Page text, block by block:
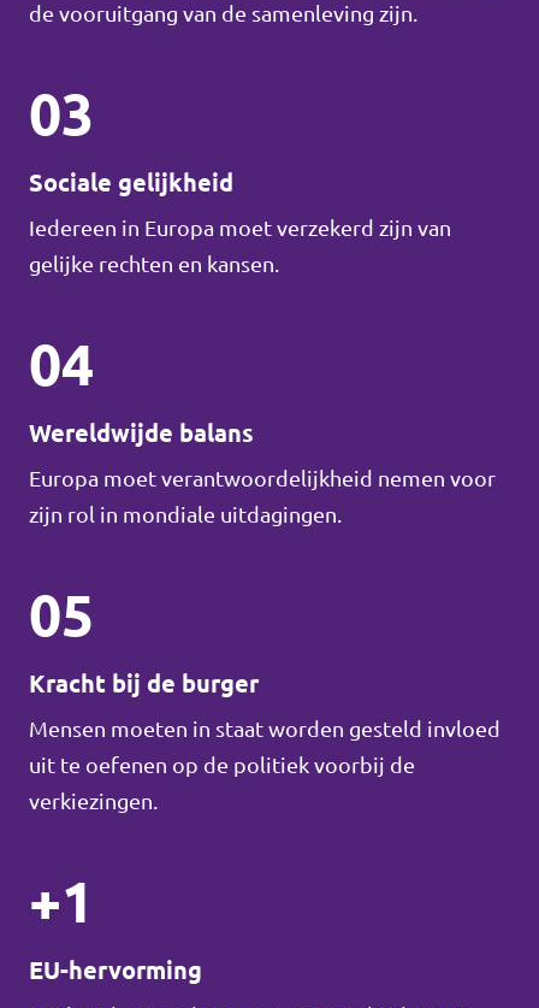
de vooruitgang van de samenleving zijn.
03
Sociale gelijkheid
Iedereen in Europa moet verzekerd zijn van
gelijke rechten en kansen.
04
Wereldwijde balans
Europa moet verantwoordelijkheid nemen voor
zijn rol in mondiale uitdagingen.
05
Kracht bij de burger
Mensen moeten in staat worden gesteld invloed
uit te oefenen op de politiek voorbij de
verkiezingen.
+1
EU-hervorming